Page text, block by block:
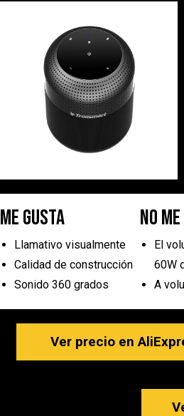
Me gusta
Llamativo visualmente
Calidad de construcción
Sonido 360 grados
No
El
60W
A
Ver precio en